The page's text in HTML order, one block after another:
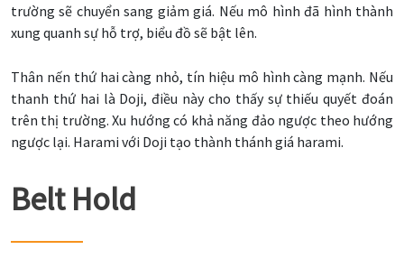
trường sẽ chuyển sang giảm giá. Nếu mô hình đã hình thành
xung quanh sự hỗ trợ, biểu đồ sẽ bật lên.
Thân nến thứ hai càng nhỏ, tín hiệu mô hình càng mạnh. Nếu
thanh thứ hai là Doji, điều này cho thấy sự thiếu quyết đoán
trên thị trường. Xu hướng có khả năng đảo ngược theo hướng
ngược lại. Harami với Doji tạo thành thánh giá harami.
Belt Hold